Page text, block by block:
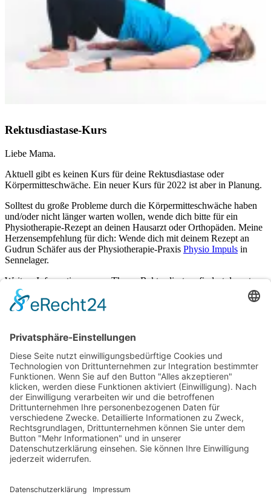
Rektusdiastase-Kurs
Liebe Mama.
Aktuell gibt es keinen Kurs für deine Rektusdiastase oder
Körpermitteschwäche. Ein neuer Kurs für 2022 ist aber in Planung.
Solltest du große Probleme durch die Körpermitteschwäche haben
und/oder nicht länger warten wollen, wende dich bitte für ein
Physiotherapie-Rezept an deinen Hausarzt oder Orthopäden. Meine
Herzensempfehlung für dich: Wende dich mit deinem Rezept an
Gudrun Schäfer aus der Physiotherapie-Praxis Physio Impuls in
Sennelager.
Weitere Informationen zum Thema Rektusdiastase findest du unter
http://www.rektusdiastase.info
Kosten pro Teilnehmerin:
140,00
Verfügbare Plätze:
Nicht vorrätig
Startseite
Impressum
Datenschutzerklärung
Barrierefreiheitserklärung
Vertrag widerrufen
AGB
Zahlung & Versand
Startseite